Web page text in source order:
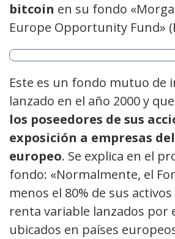
bitcoin en su fondo
Europe Opportunity Fund»
Este es un fondo mutuo de
lanzado en el año 2000 y que
los poseedores de sus
exposición a empresas
europeo. Se explica en el
fondo: «Normalmente, el
menos el 80% de sus
renta variable lanzados por
ubicados en países